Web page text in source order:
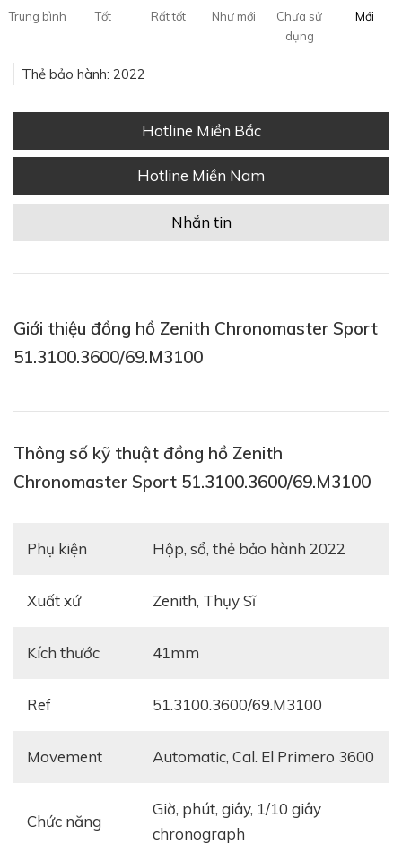
Trung bình Tốt Rất tốt Như mới
Chưa sử
dụng
Mới
Thẻ bảo hành: 2022
Hotline Miền Bắc
Hotline Miền Nam
Nhắn tin
Giới thiệu đồng hồ Zenith Chronomaster Sport
51.3100.3600/69.M3100
Thông số kỹ thuật đồng hồ Zenith
Chronomaster Sport 51.3100.3600/69.M3100
Phụ kiện Hộp, sổ, thẻ bảo hành 2022
Xuất xứ Zenith, Thụy Sĩ
Kích thước 41mm
Ref 51.3100.3600/69.M3100
Movement automatic, Cal. El Primero 3600
Chức năng
giờ, phút, giây, 1/10 giây
chronograph